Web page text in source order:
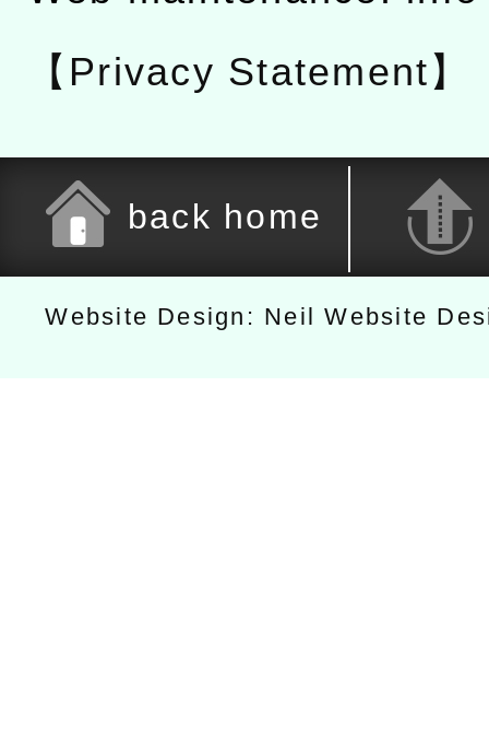
【Privacy Statement】
back home
Website Design: Neil Website